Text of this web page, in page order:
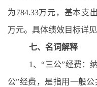
为784.33万元，基本支
万元。具体绩效目标详见
七、名词解释
1、“三公”经费：
公”经费，是指用一般